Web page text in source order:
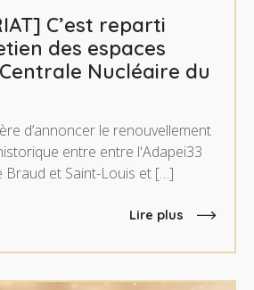
C’est reparti
des espaces
Nucléaire du
d’annoncer le renouvellement
entre entre l'Adapei33
Braud et Saint-Louis et […]
Lire plus